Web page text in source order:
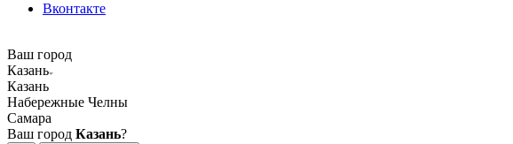
Вконтакте
Ваш город
Казань
Казань
Набережные Челны
Самара
Ваш город Казань?